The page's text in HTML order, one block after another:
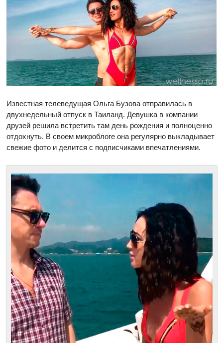
Известная телеведущая Ольга Бузова отправилась в
двухнедельный отпуск в Таиланд. Девушка в компании
друзей решила встретить там день рождения и полноценно
отдохнуть. В своем микроблоге она регулярно выкладывает
свежие фото и делится с подписчиками впечатлениями.